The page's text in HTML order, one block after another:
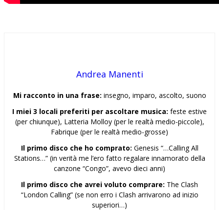
Andrea Manenti
Mi racconto in una frase: insegno, imparo, ascolto, suono
I miei 3 locali preferiti per ascoltare musica: feste estive
(per chiunque), Latteria Molloy (per le realtà medio-piccole),
Fabrique (per le realtà medio-grosse)
Il primo disco che ho comprato: Genesis “…Calling All
Stations…” (in verità me l’ero fatto regalare innamorato della
canzone “Congo”, avevo dieci anni)
Il primo disco che avrei voluto comprare: The Clash
“London Calling” (se non erro i Clash arrivarono ad inizio
superiori…)